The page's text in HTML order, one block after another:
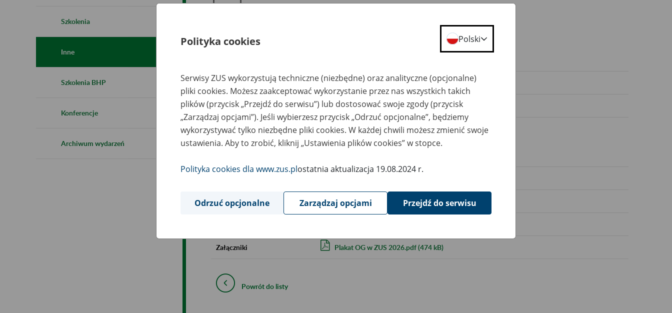
Szkolenia
Inne
Szkolenia BHP
Konferencje
Archiwum wydarzeń
Okienko Górnicze
Rodzaj wydarzenia Inne
Obszar merytoryczny Okienko Górnicze 2026
Opis wydarzenia
Okienko Górnicze w ZUS
Szczegóły na plakacie
Termin wydarzenia 2026.02.02-2026.12.01
Załączniki Plakat OG w ZUS 2026.pdf (474 kB)
Powrót do listy
Polityka cookies Polski
Serwisy ZUS wykorzystują techniczne (niezbędne) oraz analityczne (opcjonalne)
pliki cookies. Możesz zaakceptować wykorzystanie przez nas wszystkich takich
plików (przycisk „Przejdź do serwisu”) lub dostosować swoje zgody (przycisk
„Zarządzaj opcjami”). Jeśli wybierzesz przycisk „Odrzuć opcjonalne”, będziemy
wykorzystywać tylko niezbędne pliki cookies. W każdej chwili możesz zmienić swoje
ustawienia. Aby to zrobić, kliknij „Ustawienia plików cookies” w stopce.
Polityka cookies dla www.zus.plostatnia aktualizacja 19.08.2024 r.
Odrzuć opcjonalne Zarządzaj opcjami Przejdź do serwisu